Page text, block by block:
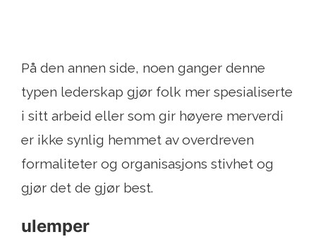
På den annen side, noen ganger denne
typen lederskap gjør folk mer spesialiserte
i sitt arbeid eller som gir høyere merverdi
er ikke synlig hemmet av overdreven
formaliteter og organisasjons stivhet og
gjør det de gjør best.
ulemper